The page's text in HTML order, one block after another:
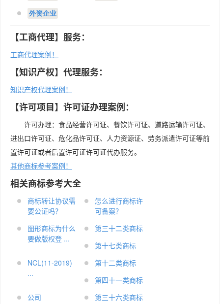
外资企业
【工商代理】服务：
工商代理案例！
【知识产权】代理服务：
知识产权代理案例！
【许可项目】许可证办理案例：
许可办理：食品经营许可证、餐饮许可证、道路运输许可证、
进出口许可证、危化品许可证、人力资源证、劳务派遣许可证等前
置许可证或者后置许可证许可证代办服务。
其他商标参考案例！
相关商标参考大全
商标转让协议需
要公证吗？
怎么进行商标许
可备案？
图形商标为什么
要做版权登 ...
第三十二类商标
第十七类商标
NCL(11-2019)
...
第十二类商标
第四十一类商标
公司
第三十六类商标